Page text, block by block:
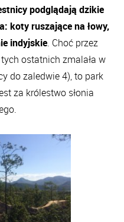
podglądają dzikie
koty ruszające na łowy,
indyjskie. Choć przez
ostatnich zmalała w
do zaledwie 4), to park
za królestwo słonia